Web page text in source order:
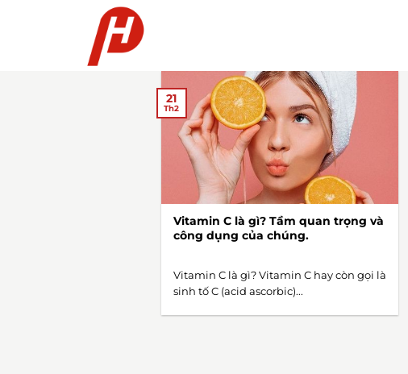
Vitamin C là gì? Tầm quan trọng và
công dụng của chúng.
Vitamin C là gì? Vitamin C hay còn gọi là
sinh tố C (acid ascorbic)...
21
Th2